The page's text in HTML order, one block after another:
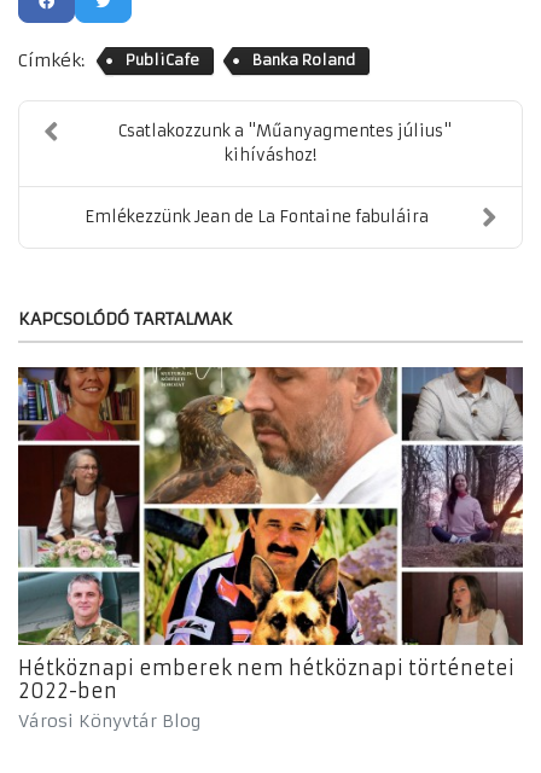
Címkék: PubliCafe Banka Roland
Csatlakozzunk a "Műanyagmentes július"
kihíváshoz!
Emlékezzünk Jean de La Fontaine fabuláira
KAPCSOLÓDÓ TARTALMAK
Hétköznapi emberek nem hétköznapi történetei
2022-ben
Városi Könyvtár Blog